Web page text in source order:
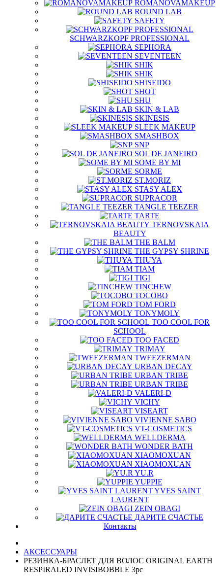
ROMANOVAMAKEUP
ROUND LAB
SAFETY
SCHWARZKOPF PROFESSIONAL
SEPHORA
SEVENTEEN
SHIK
SHIK
SHISEIDO
SHOT
SHU
SKIN & LAB
SKINESIS
SLEEK MAKEUP
SMASHBOX
SNP
SOL DE JANEIRO
SOME BY MI
SORME
ST.MORIZ
STASY ALEX
SUPRACOR
TANGLE TEEZER
TARTE
TERNOVSKAIA
BEAUTY
THE BALM
THE GYPSY SHRINE
THUYA
TIAM
TIGI
TINCHEW
TOCOBO
TOM FORD
TONYMOLY
TOO COOL FOR
SCHOOL
TOO FACED
TRIMAY
TWEEZERMAN
URBAN DECAY
URBAN TRIBE
URBAN TRIBE
VALERI-D
VICHY
VISEART
VIVIENNE SABO
VT-COSMETICS
WELLDERMA
WONDER BATH
XIAOMOXUAN
XIAOMOXUAN
YU.R
YUPPIE
YVES SAINT
LAURENT
ZEIN OBAGI
ДАРИТЕ СЧАСТЬЕ
Контакты
АКСЕССУАРЫ
РЕЗИНКА-БРАСЛЕТ ДЛЯ ВОЛОС ORIGINAL EARTH
RESPIRALED INVISIBOBBLE 3pc